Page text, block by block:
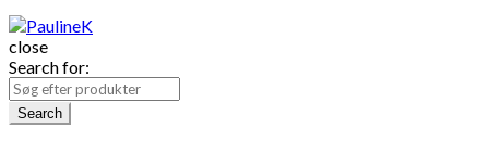
close
Search for:
Search